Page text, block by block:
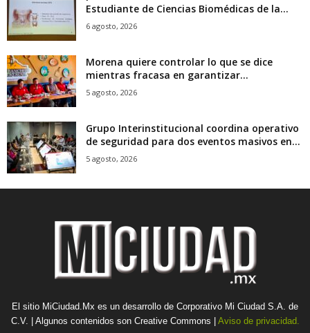
Estudiante de Ciencias Biomédicas de la...
6 agosto, 2026
Morena quiere controlar lo que se dice
mientras fracasa en garantizar...
5 agosto, 2026
Grupo Interinstitucional coordina operativo
de seguridad para dos eventos masivos en...
5 agosto, 2026
El sitio MiCiudad.Mx es un desarrollo de Corporativo Mi Ciudad S.A. de
C.V. | Algunos contenidos son Creative Commons | Aviso de privacidad.